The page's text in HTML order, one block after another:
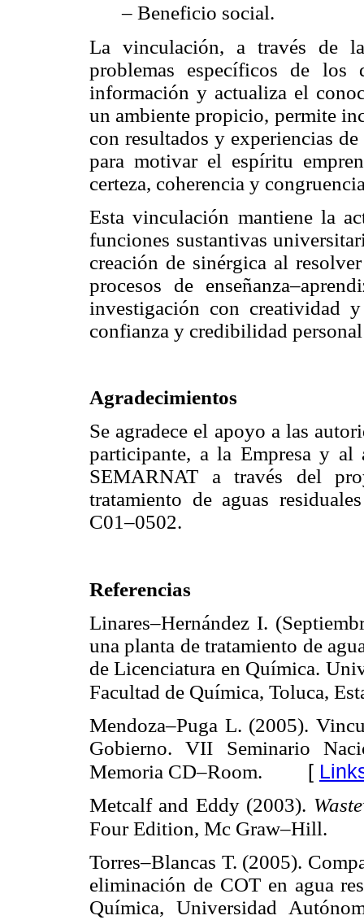
– Beneficio social.
La vinculación, a través de
problemas específicos de los
información y actualiza el
un ambiente propicio, permite
con resultados y experiencias
para motivar el espíritu
certeza, coherencia y
Esta vinculación mantiene la
funciones sustantivas
creación de sinérgica al
procesos de
investigación con creatividad
confianza y credibilidad
Agradecimientos
Se agradece el apoyo a las
participante, a la Empresa y
SEMARNAT a través del
tratamiento de aguas
C01–0502.
Referencias
Linares–Hernández I.
una planta de tratamiento de
de Licenciatura en Química.
Facultad de Química, Toluca,
Mendoza–Puga L. (2005).
Gobierno. VII Seminario
Memoria CD–Room. [
Metcalf and Eddy (2003).
Four Edition, Mc Graw–Hill.
Torres–Blancas T. (2005).
eliminación de COT en agua
Química, Universidad